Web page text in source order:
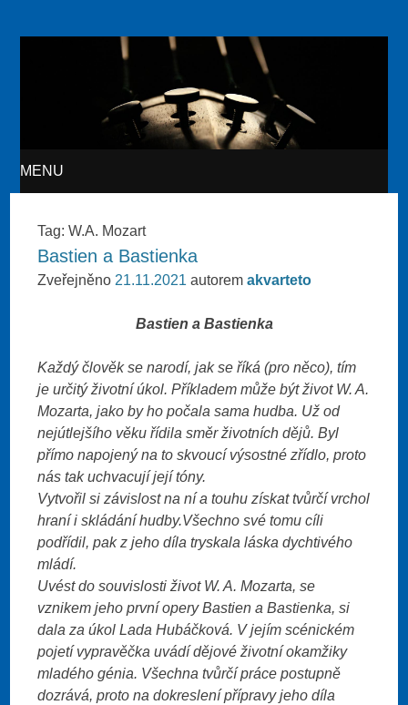
Akvarteto
MENU
Tag:W.A. Mozart
Bastien a Bastienka
Zveřejněno 21.11.2021 autoremakvarteto
Bastien a Bastienka
Každý člověk se narodí, jak se říká (pro něco), tím
je určitý životní úkol. Příkladem může být život W. A.
Mozarta, jako by ho počala sama hudba. Už od
nejútlejšího věku řídila směr životních dějů. Byl
přímo napojený na to skvoucí výsostné zřídlo, proto
nás tak uchvacují její tóny.
Vytvořil si závislost na ní a touhu získat tvůrčí vrchol
hraní i skládání hudby.Všechno své tomu cíli
podřídil, pak z jeho díla tryskala láska dychtivého
mládí.
Uvést do souvislosti život W. A. Mozarta, se
vznikem jeho první opery Bastien a Bastienka, si
dala za úkol Lada Hubáčková. V jejím scénickém
pojetí vypravěčka uvádí dějové životní okamžiky
mladého génia. Všechna tvůrčí práce postupně
dozrává, proto na dokreslení přípravy jeho díla